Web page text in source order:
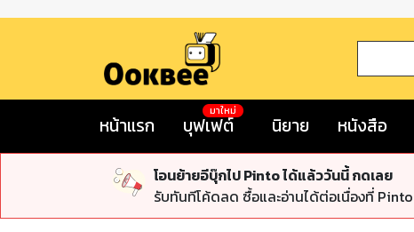
หน้าแรก บุฟเฟต์
มาใหม่
นิยาย หนังสือ
โอนย้ายอีบุ๊กไป Pinto ได้แล้ววันนี้ กดเลย
รับทันทีโค้ดลด ซื้อและอ่านได้ต่อเนื่องที่ Pinto